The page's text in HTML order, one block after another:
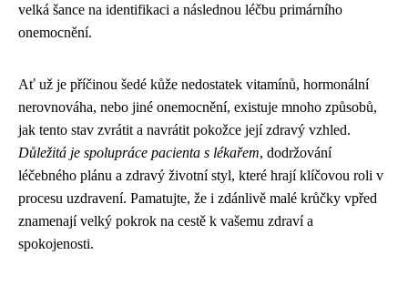
velká šance na identifikaci a následnou léčbu primárního
onemocnění.
Ať už je příčinou šedé kůže nedostatek vitamínů, hormonální
nerovnováha, nebo jiné onemocnění, existuje mnoho způsobů,
jak tento stav zvrátit a navrátit pokožce její zdravý vzhled.
Důležitá je spolupráce pacienta s lékařem, dodržování
léčebného plánu a zdravý životní styl, které hrají klíčovou roli v
procesu uzdravení. Pamatujte, že i zdánlivě malé krůčky vpřed
znamenají velký pokrok na cestě k vašemu zdraví a
spokojenosti.